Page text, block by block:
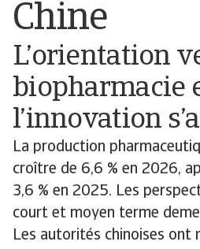
Chine
L’orientation
biopharmacie
l’innovation
La production
croître de 6,6 % en 2026,
3,6 % en 2025. Les
court et moyen terme
Les autorités chinoises ont